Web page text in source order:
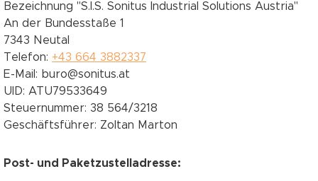
Bezeichnung "S.I.S. Sonitus Industrial Solutions Austria"
An der Bundesstaße 1
7343 Neutal
Telefon: +43 664 3882337
E-Mail: buro@sonitus.at
UID: ATU79533649
Steuernummer: 38 564/3218
Geschäftsführer: Zoltan Marton
Post- und Paketzustelladresse: